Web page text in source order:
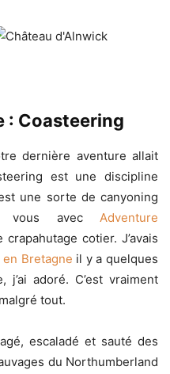
: Coasteering
dernière aventure allait
est une discipline
une sorte de canyoning
vous avec Adventure
cotier. J’avais
en Bretagne il y a quelques
j’ai adoré. C’est vraiment
tout.
escaladé et sauté des
du Northumberland